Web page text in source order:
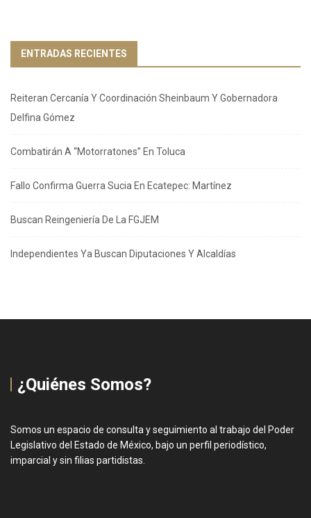
ENTRADAS RECIENTES
Reiteran Cercanía Y Coordinación Sheinbaum Y Gobernadora
Delfina Gómez
Combatirán A “Motorratones” En Toluca
Fallo Confirma Guerra Sucia En Ecatepec: Martínez
Buscan Reingeniería De La FGJEM
Independientes Ya Buscan Diputaciones Y Alcaldías
¿Quiénes Somos?
Somos un espacio de consulta y seguimiento al trabajo del Poder
Legislativo del Estado de México, bajo un perfil periodístico,
imparcial y sin filias partidistas.